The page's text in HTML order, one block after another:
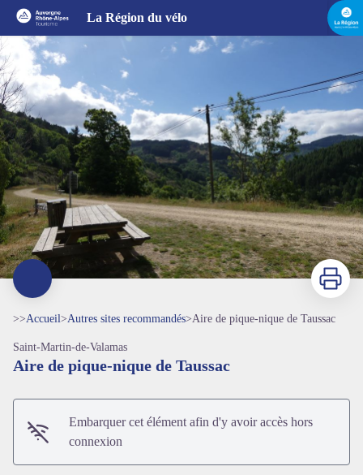
La Région du vélo
Imprimer
>>Accueil>Autres sites recommandés>Aire de pique-nique de Taussac
Saint-Martin-de-Valamas
Aire de pique-nique de Taussac
Embarquer cet élément afin d'y avoir accès hors
connexion